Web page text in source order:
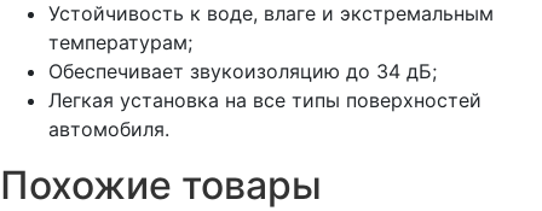
Устойчивость к воде, влаге и экстремальным
температурам;
Обеспечивает звукоизоляцию до 34 дБ;
Легкая установка на все типы поверхностей
автомобиля.
Похожие товары